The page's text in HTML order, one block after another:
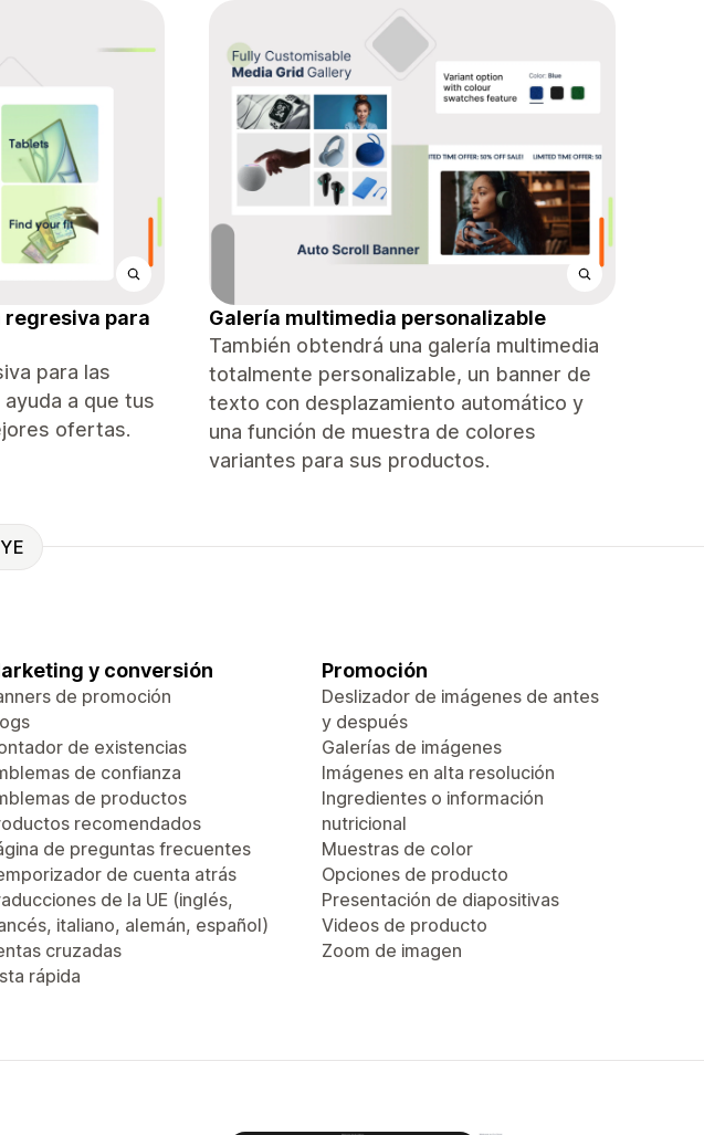
para
para las
a que tus
ofertas.
Galería multimedia personalizable
También obtendrá una galería multimedia
totalmente personalizable, un banner de
texto con desplazamiento automático y
una función de muestra de colores
variantes para sus productos.
y conversión
de promoción
de existencias
de confianza
de productos
recomendados
de preguntas frecuentes
de cuenta atrás
de la UE (inglés,
italiano, alemán, español)
cruzadas
rápida
Promoción
Deslizador de imágenes de antes
y después
Galerías de imágenes
Imágenes en alta resolución
Ingredientes o información
nutricional
Muestras de color
Opciones de producto
Presentación de diapositivas
Videos de producto
Zoom de imagen